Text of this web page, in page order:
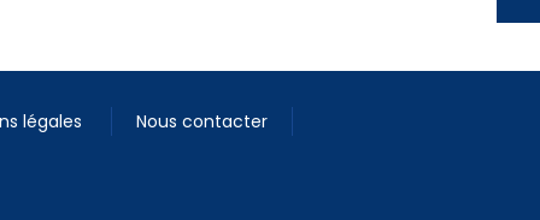
légales Nous contacter